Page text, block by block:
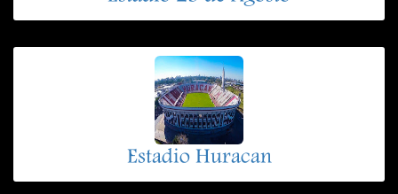
Estadio Huracan